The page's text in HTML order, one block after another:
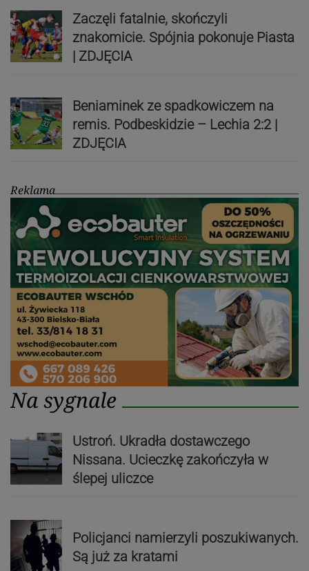
Zaczęli fatalnie, skończyli
znakomicie. Spójnia pokonuje Piasta
| ZDJĘCIA
Beniaminek ze spadkowiczem na
remis. Podbeskidzie – Lechia 2:2 |
ZDJĘCIA
Reklama
Na sygnale
Ustroń. Ukradła dostawczego
Nissana. Ucieczkę zakończyła w
ślepej uliczce
Policjanci namierzyli poszukiwanych.
Są już za kratami